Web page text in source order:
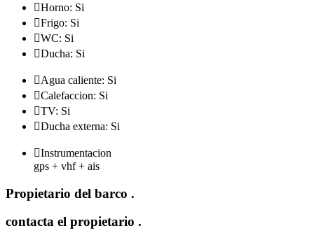
Horno: Si
Frigo: Si
WC: Si
Ducha: Si
Agua caliente: Si
Calefaccion: Si
TV: Si
Ducha externa: Si
Instrumentacion
gps + vhf + ais
Propietario del barco .
contacta el propietario .